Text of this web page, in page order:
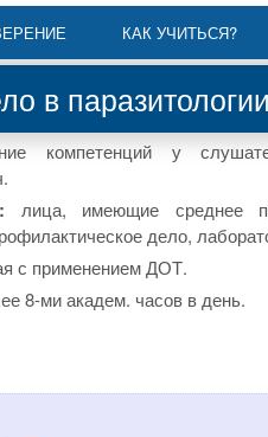
КАК УЧИТЬСЯ?
в паразитологии
компетенций у
лица, имеющие среднее
дело,
с применением ДОТ.
8-ми академ. часов в день.